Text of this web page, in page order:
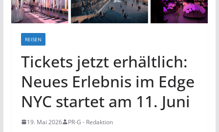
REISEN
Tickets jetzt erhältlich:
Neues Erlebnis im Edge
NYC startet am 11. Juni
19. Mai 2026 PR-G - Redaktion